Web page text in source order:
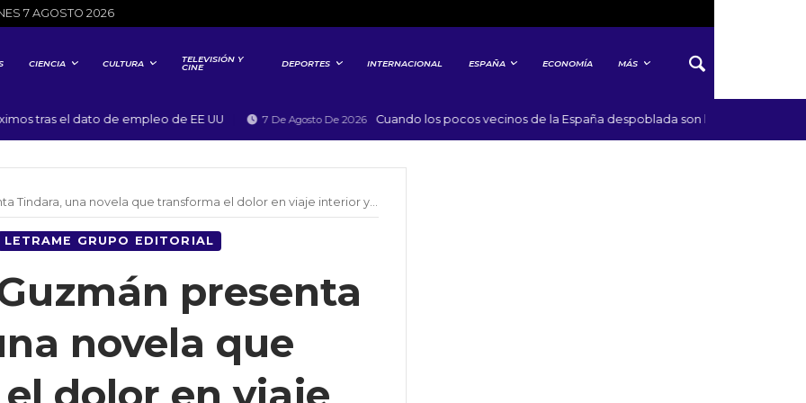
7 AGOSTO 2026
CIENCIA CULTURA
TELEVISIÓN Y
CINE
DEPORTES INTERNACIONAL ESPAÑA ECONOMÍA MÁS
tras el dato de empleo de EE UU 7 De Agosto De 2026 Cuando los pocos vecinos de la España despoblada son la llave que abre el
una novela que transforma el dolor en viaje interior y belleza literaria
LETRAME GRUPO EDITORIAL
presenta
novela que